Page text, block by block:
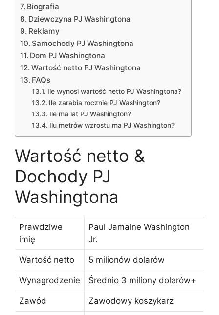
Biografia
Dziewczyna PJ Washingtona
Reklamy
Samochody PJ Washingtona
Dom PJ Washingtona
Wartość netto PJ Washingtona
FAQs
Ile wynosi wartość netto PJ Washingtona?
Ile zarabia rocznie PJ Washington?
Ile ma lat PJ Washington?
Ilu metrów wzrostu ma PJ Washington?
Wartość netto &
Dochody PJ
Washingtona
Prawdziwe
imię
Paul Jamaine Washington
Jr.
Wartość netto 5 milionów dolarów
Wynagrodzenie Średnio 3 miliony dolarów+
Zawód Zawodowy koszykarz